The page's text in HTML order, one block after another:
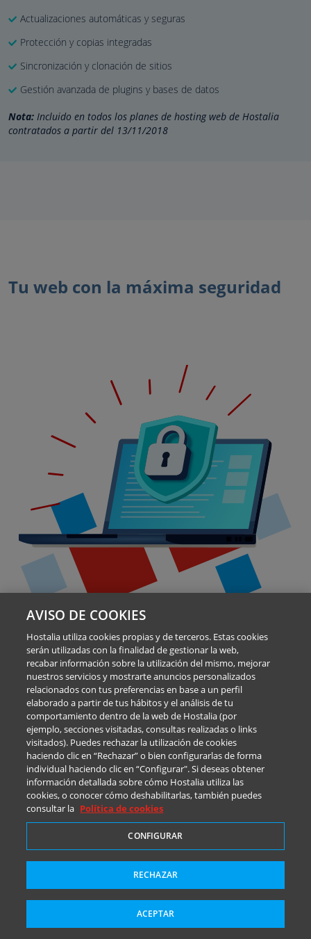
Actualizaciones automáticas y seguras
Protección y copias integradas
Sincronización y clonación de sitios
Gestión avanzada de plugins y bases de datos
Nota: Incluido en todos los planes de hosting web de Hostalia
contratados a partir del 13/11/2018
Tu web con la máxima seguridad
Tu web siempre protegida
Seguridad avanzada incluida en todos los planes de hosting.
Nuestros sistemas analizan y bloquean intentos de intrusión,
malware o archivos sospechosos en tiempo real para que tu
proyecto esté siempre a salvo.
AVISO DE COOKIES
Hostalia utiliza cookies propias y de terceros. Estas cookies
serán utilizadas con la finalidad de gestionar la web,
recabar información sobre la utilización del mismo, mejorar
nuestros servicios y mostrarte anuncios personalizados
relacionados con tus preferencias en base a un perfil
elaborado a partir de tus hábitos y el análisis de tu
comportamiento dentro de la web de Hostalia (por
ejemplo, secciones visitadas, consultas realizadas o links
visitados). Puedes rechazar la utilización de cookies
haciendo clic en “Rechazar” o bien configurarlas de forma
individual haciendo clic en “Configurar". Si deseas obtener
información detallada sobre cómo Hostalia utiliza las
cookies, o conocer cómo deshabilitarlas, también puedes
consultar la Política de cookies
CONFIGURAR
RECHAZAR
ACEPTAR